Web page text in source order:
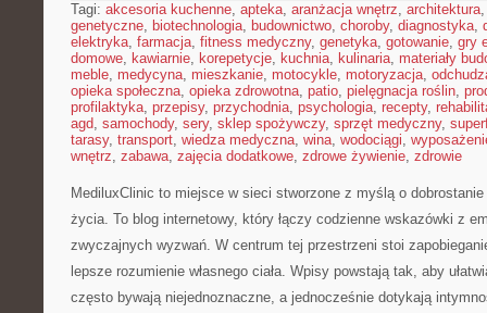
Tagi: akcesoria kuchenne, apteka, aranżacja wnętrz, architektura
genetyczne, biotechnologia, budownictwo, choroby, diagnostyka,
elektryka, farmacja, fitness medyczny, genetyka, gotowanie, gry
domowe, kawiarnie, korepetycje, kuchnia, kulinaria, materiały
meble, medycyna, mieszkanie, motocykle, motoryzacja,
opieka społeczna, opieka zdrowotna, patio, pielęgnacja roślin,
profilaktyka, przepisy, przychodnia, psychologia, recepty,
agd, samochody, sery, sklep spożywczy, sprzęt medyczny,
tarasy, transport, wiedza medyczna, wina, wodociągi,
wnętrz, zabawa, zajęcia dodatkowe, zdrowe żywienie, zdrowie
MediluxClinic to miejsce w sieci stworzone z myślą o
życia. To blog internetowy, który łączy codzienne wskazówki z
zwyczajnych wyzwań. W centrum tej przestrzeni stoi
lepsze rozumienie własnego ciała. Wpisy powstają tak, aby
często bywają niejednoznaczne, a jednocześnie dotykają